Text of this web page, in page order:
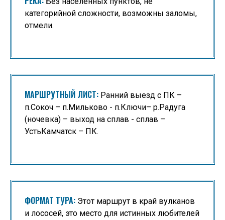
категорийной сложности, возможны заломы,
отмели.
МАРШРУТНЫЙ ЛИСТ: Ранний выезд с ПК –
п.Сокоч – п.Мильково - п.Ключи– р.Радуга
(ночевка) – выход на сплав - сплав –
УстьКамчатск – ПК.
ФОРМАТ ТУРА: Этот маршрут в край вулканов
и лососей, это место для истинных любителей